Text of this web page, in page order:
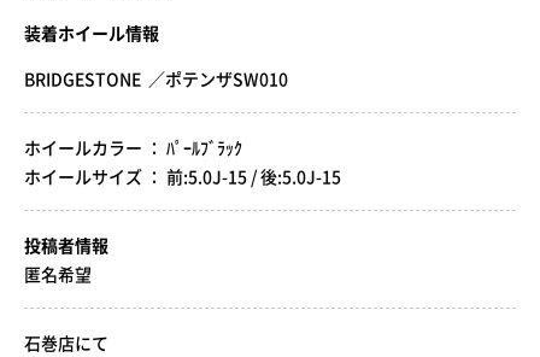
装着ホイール情報
BRIDGESTONE ／ポテンザSW010
ホイールカラー ： ﾊﾟｰﾙﾌﾞﾗｯｸ
ホイールサイズ ： 前:5.0J-15 / 後:5.0J-15
投稿者情報
匿名希望
石巻店にて